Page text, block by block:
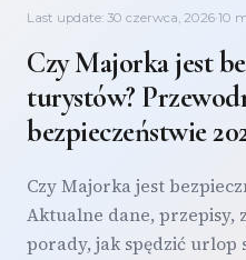
Last update: 30 czerwca, 2026·10
Czy Majorka jest
turystów?
bezpieczeństwie
Czy Majorka jest
Aktualne dane, przepisy,
porady, jak spędzić urlop